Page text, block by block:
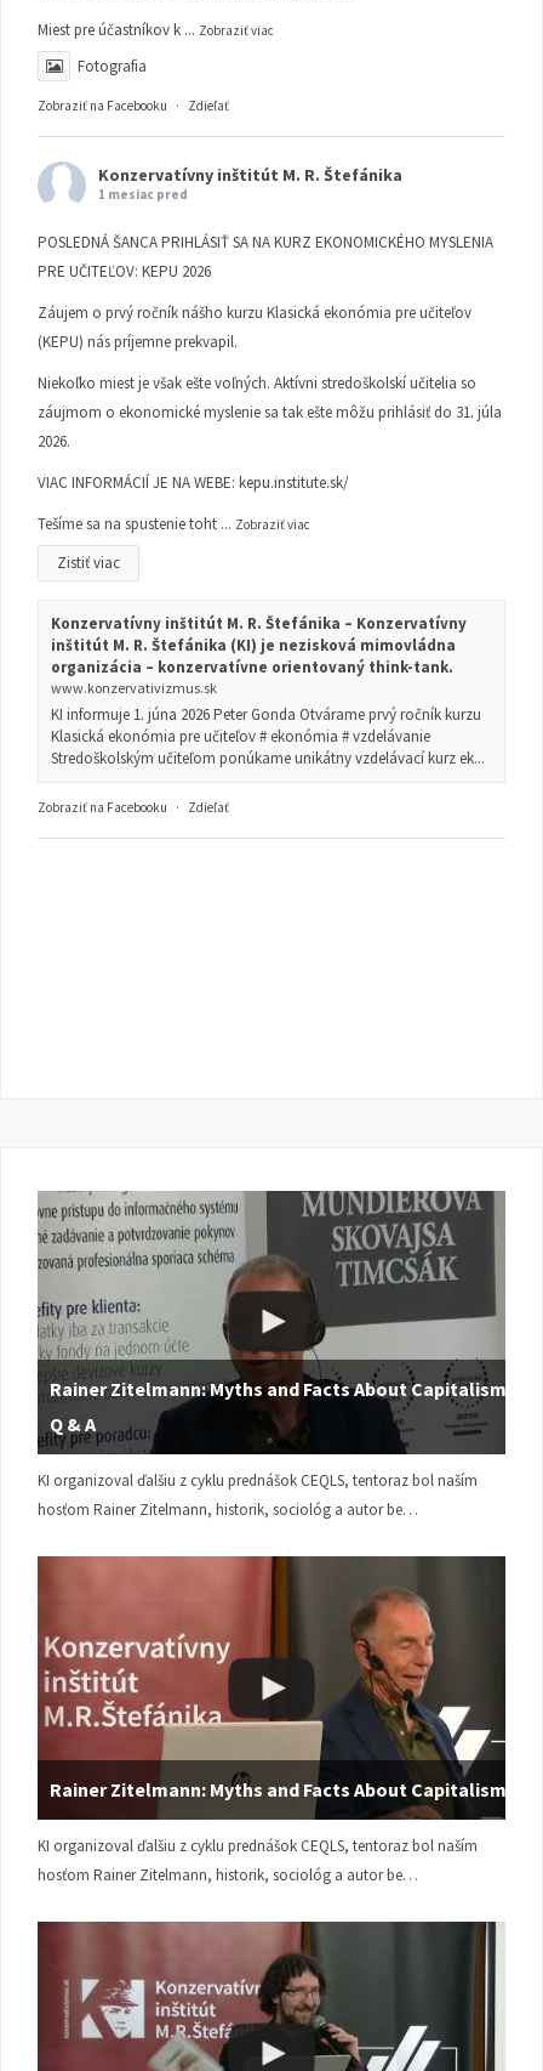
Miest pre účastníkov k ... Zobraziť viac
Fotografia
Zobraziť na Facebooku · Zdieľať
Konzervatívny inštitút M. R. Štefánika
1 mesiac pred
POSLEDNÁ ŠANCA PRIHLÁSIŤ SA NA KURZ EKONOMICKÉHO MYSLENIA
PRE UČITEĽOV: KEPU 2026
Záujem o prvý ročník nášho kurzu Klasická ekonómia pre učiteľov
(KEPU) nás príjemne prekvapil.
Niekoľko miest je však ešte voľných. Aktívni stredoškolskí učitelia so
záujmom o ekonomické myslenie sa tak ešte môžu prihlásiť do 31. júla
2026.
VIAC INFORMÁCIÍ JE NA WEBE: kepu.institute.sk/
Tešíme sa na spustenie toht ... Zobraziť viac
Zistiť viac
Konzervatívny inštitút M. R. Štefánika – Konzervatívny
inštitút M. R. Štefánika (KI) je nezisková mimovládna
organizácia – konzervatívne orientovaný think-tank.
www.konzervativizmus.sk
KI informuje 1. júna 2026 Peter Gonda Otvárame prvý ročník kurzu
Klasická ekonómia pre učiteľov # ekonómia # vzdelávanie
Stredoškolským učiteľom ponúkame unikátny vzdelávací kurz ek...
Zobraziť na Facebooku · Zdieľať
Rainer Zitelmann: Myths and Facts About Capitalism |
Q & A
KI organizoval ďalšiu z cyklu prednášok CEQLS, tentoraz bol naším
hosťom Rainer Zitelmann, historik, sociológ a autor be…
Rainer Zitelmann: Myths and Facts About Capitalism
KI organizoval ďalšiu z cyklu prednášok CEQLS, tentoraz bol naším
hosťom Rainer Zitelmann, historik, sociológ a autor be…